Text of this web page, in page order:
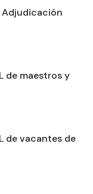
Adjudicación
de maestros y
de vacantes de